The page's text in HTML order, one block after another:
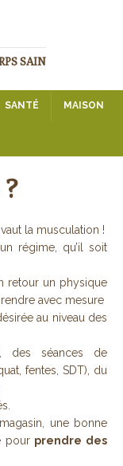
SAIN
SANTÉ MAISON
la musculation !
régime, qu’il soit
retour un physique
avec mesure
au niveau des
des séances de
fentes, SDT), du
une bonne
pour prendre des